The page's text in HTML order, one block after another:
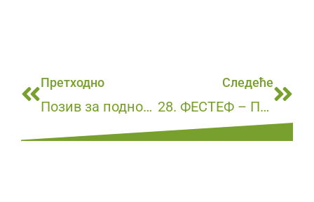
Претходно
Позив за подношење Понуде 1р/2019
Следеће
28. ФЕСТЕФ – ПРОГРАМ